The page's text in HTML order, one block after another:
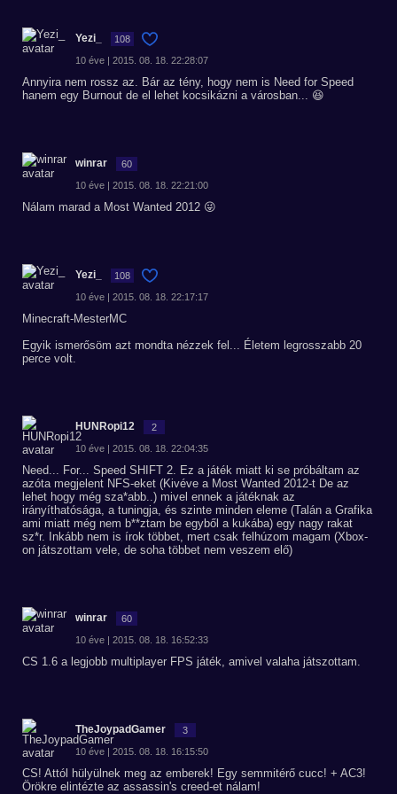
Yezi_ 108
10 éve | 2015. 08. 18. 22:28:07
Annyira nem rossz az. Bár az tény, hogy nem is Need for Speed
hanem egy Burnout de el lehet kocsikázni a városban... 😆
winrar 60
10 éve | 2015. 08. 18. 22:21:00
Nálam marad a Most Wanted 2012 😜
Yezi_ 108
10 éve | 2015. 08. 18. 22:17:17
Minecraft-MesterMC
Egyik ismerősöm azt mondta nézzek fel... Életem legrosszabb 20
perce volt.
HUNRopi12 2
10 éve | 2015. 08. 18. 22:04:35
Need... For... Speed SHIFT 2. Ez a játék miatt ki se próbáltam az
azóta megjelent NFS-eket (Kivéve a Most Wanted 2012-t De az
lehet hogy még sza*abb..) mivel ennek a játéknak az
irányíthatósága, a tuningja, és szinte minden eleme (Talán a Grafika
ami miatt még nem b**ztam be egyből a kukába) egy nagy rakat
sz*r. Inkább nem is írok többet, mert csak felhúzom magam (Xbox-
on játszottam vele, de soha többet nem veszem elő)
winrar 60
10 éve | 2015. 08. 18. 16:52:33
CS 1.6 a legjobb multiplayer FPS játék, amivel valaha játszottam.
TheJoypadGamer 3
10 éve | 2015. 08. 18. 16:15:50
CS! Attól hülyülnek meg az emberek! Egy semmitérő cucc! + AC3!
Örökre elintézte az assassin's creed-et nálam!